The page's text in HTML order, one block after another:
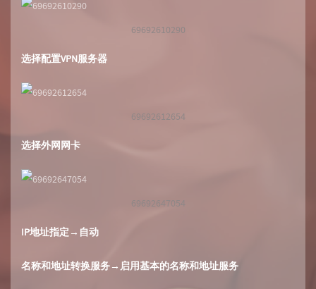
69692610290
选择配置VPN服务器
69692612654
选择外网网卡
69692647054
IP地址指定→自动
名称和地址转换服务→启用基本的名称和地址服务